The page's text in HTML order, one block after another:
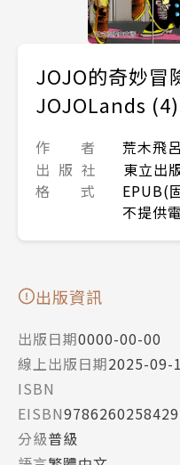
JOJO的奇妙冒
JOJOLands (4)
作 者
荒木飛
出 版 社
東立出
格 式
EPUB(
不提供
出版資訊
出版日期0000-00-00
線上出版日期2025-09-
ISBN
EISBN9786260258429
分級普級